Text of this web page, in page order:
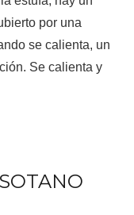
por una
se calienta, un
Se calienta y